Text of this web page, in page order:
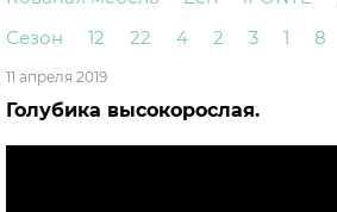
Сезон
12 22 4 2 3 1 8
11 апреля 2019
Голубика высокорослая.